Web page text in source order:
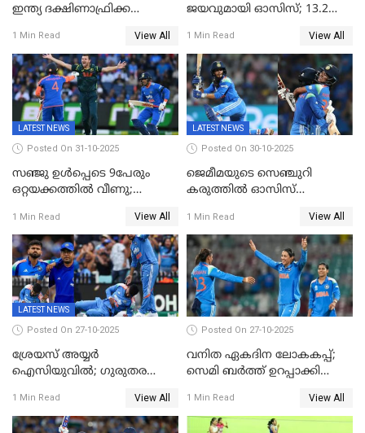
ഇന്ത്യ ദക്ഷിണാഫ്രിക്ക
1 Min Read View All
ജയവുമായി ഓസിസ്; 13.2
പരമ്പരയിൽ ലീഡ്
1 Min Read View All
LATEST NEWS
Posted On 31-10-2025
സഞ്ജു ഉൾപ്പെടെ 9പേരും
ഒറ്റയക്കത്തിൽ വീണു;
ഹര്‍ഷിതും മാത്രം;
മെല്‍ബണില്‍
ഇന്ത്യയ്‌ക്കെതിരെ ഓസീസ്
ലക്ഷ്യം 126 റണ്‍സ്
1 Min Read View All
LATEST NEWS
Posted On 30-10-2025
ജെമീമയുടെ സെഞ്ചുറി
കരുത്തിൽ ഓസിസ്
തകർന്നു; അഞ്ച് വിക്കറ്റ്
ജയവുമായി ഇന്ത്യൻ
വനിതകൾ ലോകകപ്പ്
കലാശപ്പോരിന്
1 Min Read View All
LATEST NEWS
Posted On 27-10-2025
ശ്രേയസ് അയ്യര്‍
ഐസിയുവില്‍; ഗുരുതര
1 Min Read View All
Posted On 27-10-2025
വനിത ഏകദിന ലോകകപ്പ്;
സെമി ബര്‍ത്ത് ഉറപ്പാക്കി
1 Min Read View All